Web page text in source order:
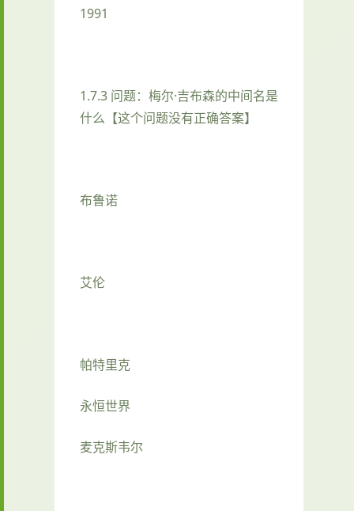
1991
1.7.3 问题：梅尔·吉布森的中间名是
什么【这个问题没有正确答案】
布鲁诺
艾伦
帕特里克
永恒世界
麦克斯韦尔